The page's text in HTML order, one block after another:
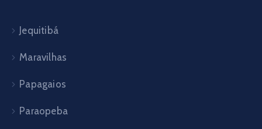
Jequitibá
Maravilhas
Papagaios
Paraopeba